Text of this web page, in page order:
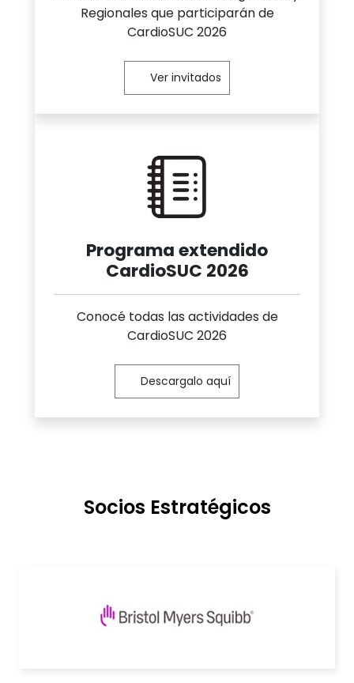
Regionales que participarán de
CardioSUC 2026
Ver invitados
Programa extendido
CardioSUC 2026
Conocé todas las actividades de
CardioSUC 2026
Descargalo aquí
Socios Estratégicos